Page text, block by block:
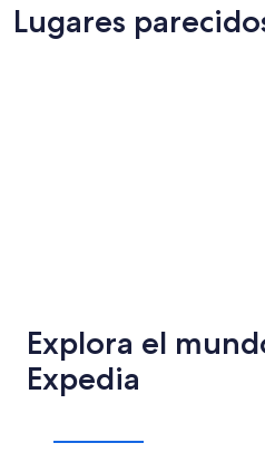
Lugares
Explora el
Expedia